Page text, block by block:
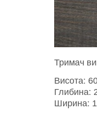
Тримач
Висота:
Глибина:
Ширина: